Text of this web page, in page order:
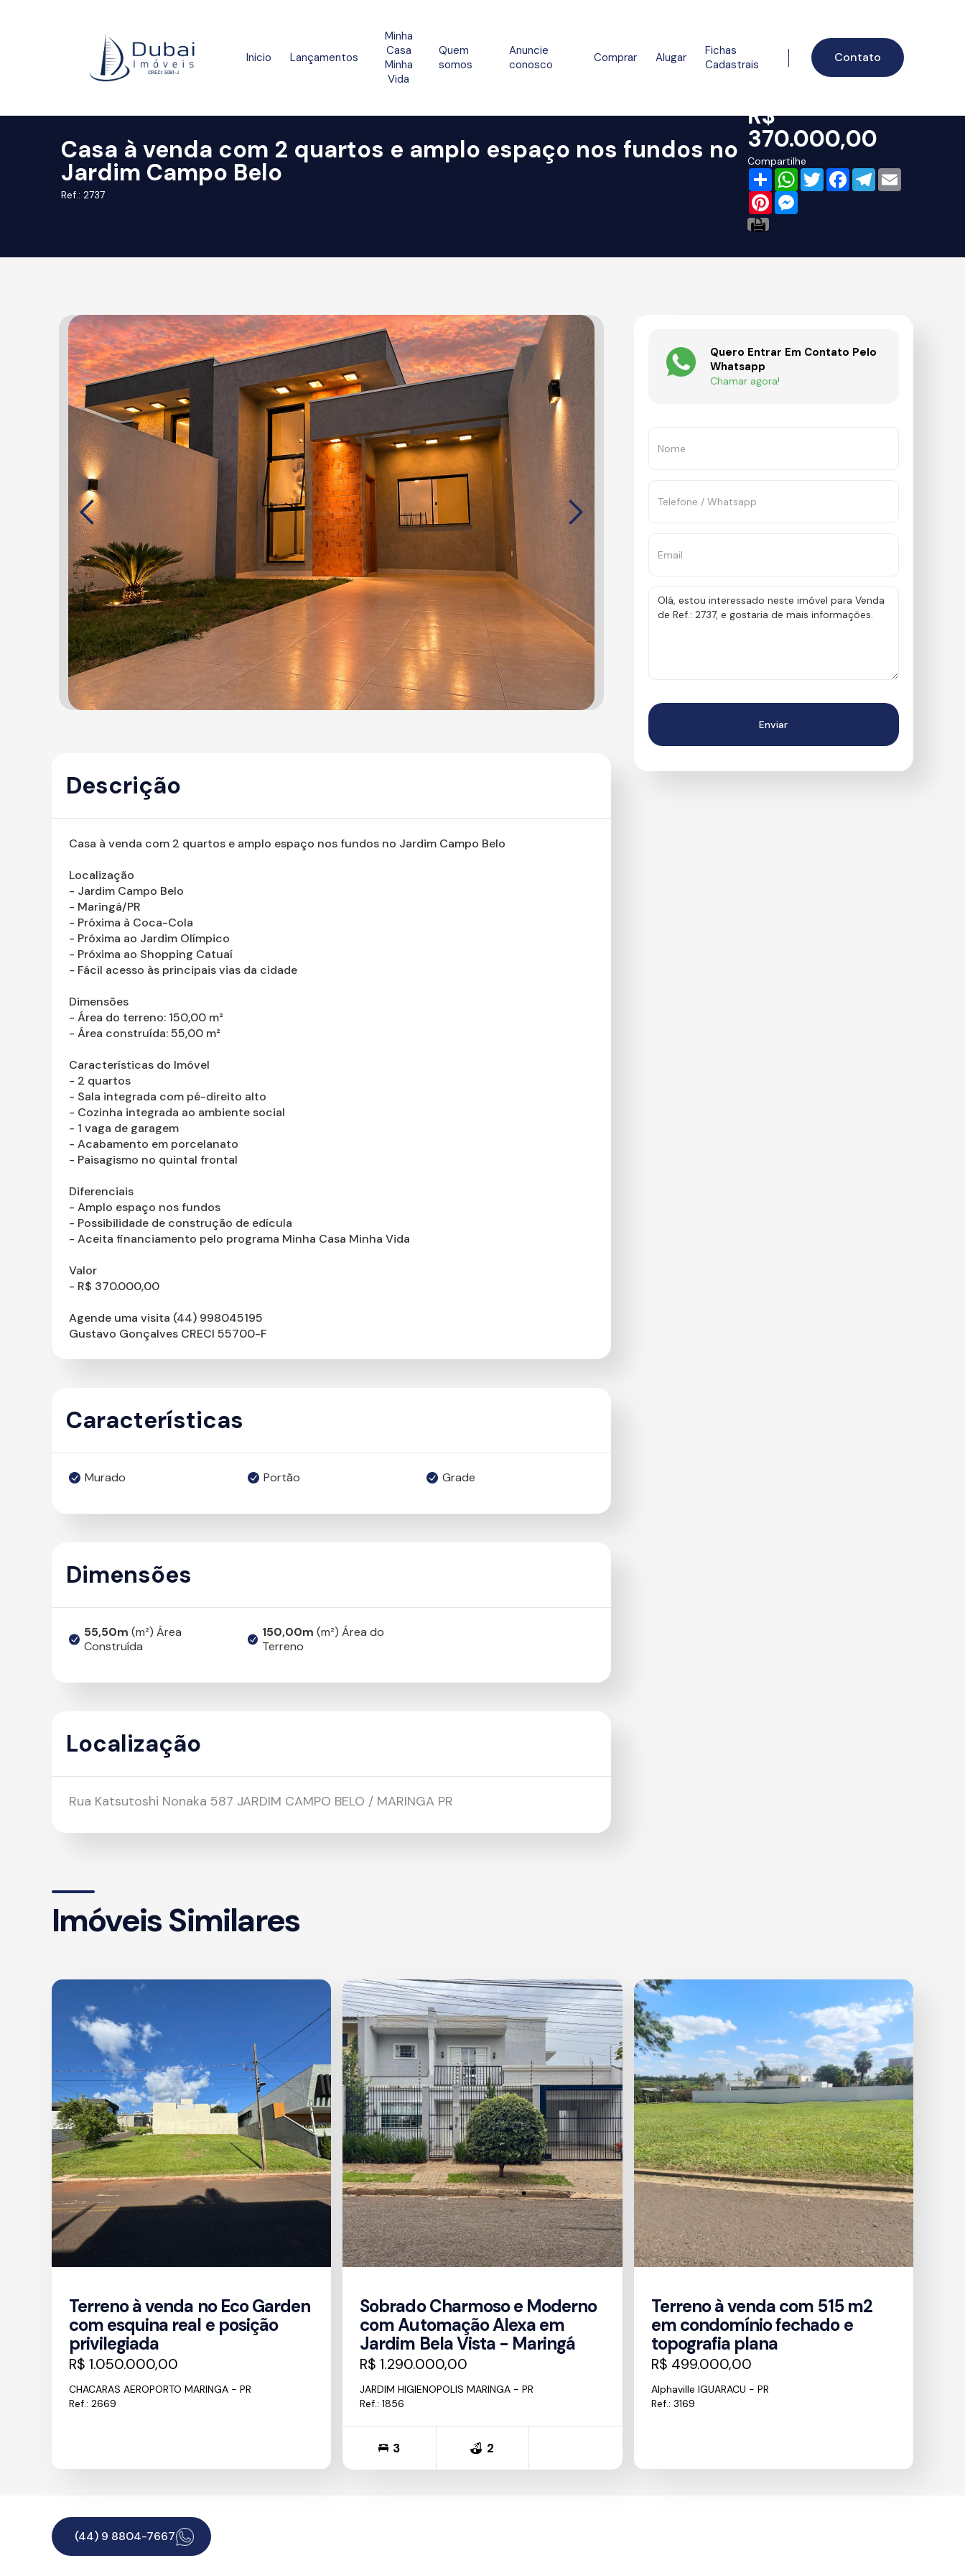
Inicio Lançamentos
Minha
Casa
Minha
Vida
Quem
somos
Anuncie
conosco
Comprar Alugar
Fichas
Cadastrais
Contato
Casa à venda com 2 quartos e amplo espaço nos fundos no
Jardim Campo Belo
Ref.: 2737
R$
370.000,00
Compartilhe
ShareWhatsApp
TwitterFacebook
TelegramEmail
PinterestMessenger
Descrição
Casa à venda com 2 quartos e amplo espaço nos fundos no Jardim Campo Belo
Localização
- Jardim Campo Belo
- Maringá/PR
- Próxima à Coca-Cola
- Próxima ao Jardim Olímpico
- Próxima ao Shopping Catuaí
- Fácil acesso às principais vias da cidade
Dimensões
- Área do terreno: 150,00 m²
- Área construída: 55,00 m²
Características do Imóvel
- 2 quartos
- Sala integrada com pé-direito alto
- Cozinha integrada ao ambiente social
- 1 vaga de garagem
- Acabamento em porcelanato
- Paisagismo no quintal frontal
Diferenciais
- Amplo espaço nos fundos
- Possibilidade de construção de edícula
- Aceita financiamento pelo programa Minha Casa Minha Vida
Valor
- R$ 370.000,00
Agende uma visita (44) 998045195
Gustavo Gonçalves CRECI 55700-F
Características
Murado Portão Grade
Dimensões
55,50m (m²) Área
Construída
150,00m (m²) Área do
Terreno
Localização
Rua Katsutoshi Nonaka 587 JARDIM CAMPO BELO / MARINGA PR
Quero Entrar Em Contato Pelo
Whatsapp
Chamar agora!
Imóveis Similares
Terreno à venda no Eco Garden
com esquina real e posição
privilegiada
R$ 1.050.000,00
CHACARAS AEROPORTO MARINGA - PR
Ref.: 2669
Sobrado Charmoso e Moderno
com Automação Alexa em
Jardim Bela Vista - Maringá
R$ 1.290.000,00
JARDIM HIGIENOPOLIS MARINGA - PR
Ref.: 1856
3 2
Terreno à venda com 515 m2
em condomínio fechado e
topografia plana
R$ 499.000,00
Alphaville IGUARACU - PR
Ref.: 3169
(44) 9 8804-7667